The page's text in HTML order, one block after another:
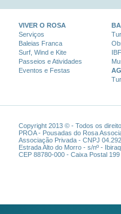
VIVER O ROSA
Serviços
Baleias Franca
Surf, Wind e Kite
Passeios e Atividades
Eventos e Festas
IBF
Copyright 2013 © - Todos os
PROA - Pousadas do Rosa
Associação Privada - CNPJ
Estrada Alto do Morro - s/nº -
CEP 88780-000 - Caixa Postal